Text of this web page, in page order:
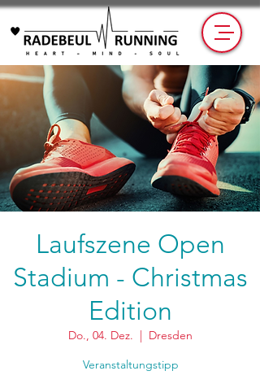
Laufszene Open
Stadium - Christmas
Edition
Do., 04. Dez.
  |
Dresden
Veranstaltungstipp